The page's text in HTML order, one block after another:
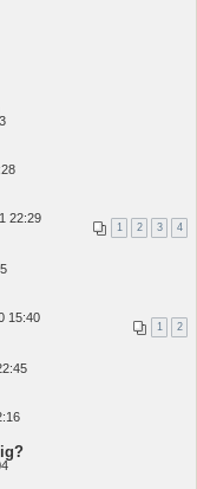
22:29
1 2 3 4
15:40
1 2